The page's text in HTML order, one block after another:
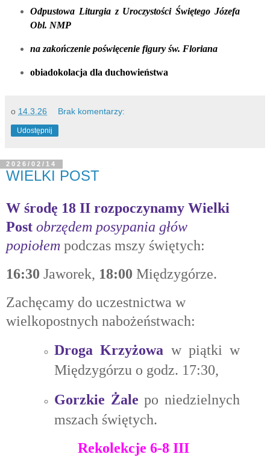
Odpustowa Liturgia z Uroczystości Świętego Józefa
Obl. NMP
na zakończenie poświęcenie figury św. Floriana
obiadokolacja dla duchowieństwa
o 14.3.26 Brak komentarzy:
Udostępnij
2026/02/14
WIELKI POST
W środę 18 II rozpoczynamy Wielki
Post obrzędem posypania głów
popiołem podczas mszy świętych:
16:30 Jaworek, 18:00 Międzygórze.
Zachęcamy do uczestnictwa w
wielkopostnych nabożeństwach:
Droga Krzyżowa w piątki w
Międzygórzu o godz. 17:30,
Gorzkie Żale po niedzielnych
mszach świętych.
Rekolekcje 6-8 III